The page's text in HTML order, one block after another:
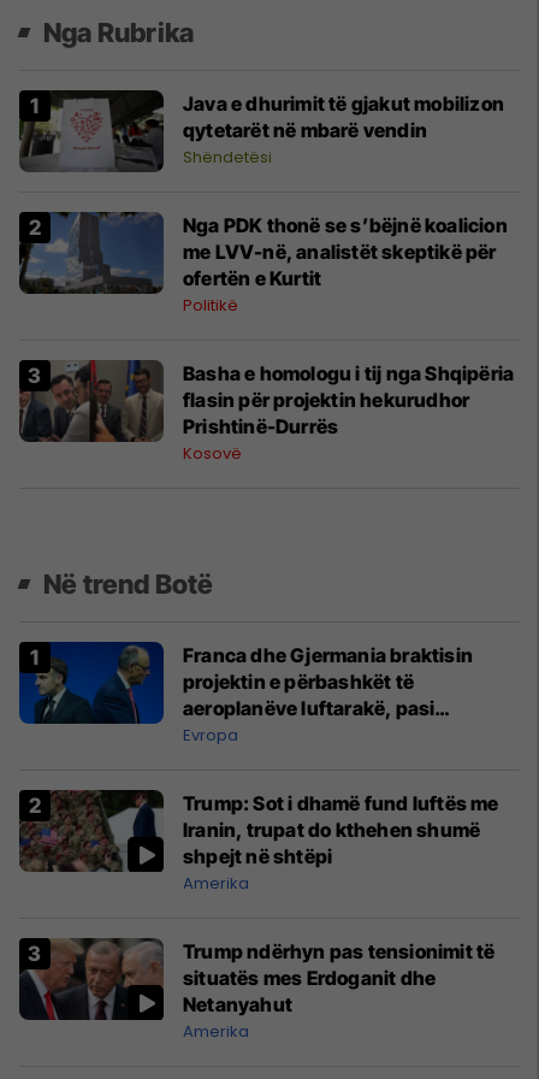
Nga Rubrika
Java e dhurimit të gjakut mobilizon
qytetarët në mbarë vendin
Shëndetësi
Nga PDK thonë se s’bëjnë koalicion
me LVV-në, analistët skeptikë për
ofertën e Kurtit
Politikë
​Basha e homologu i tij nga Shqipëria
flasin për projektin hekurudhor
Prishtinë-Durrës
Kosovë
Në trend Botë
Franca dhe Gjermania braktisin
projektin e përbashkët të
aeroplanëve luftarakë, pasi
kompanitë nuk arrijnë marrëveshje
Evropa
Trump: Sot i dhamë fund luftës me
Iranin, trupat do kthehen shumë
shpejt në shtëpi
Amerika
Trump ndërhyn pas tensionimit të
situatës mes Erdoganit dhe
Netanyahut
Amerika